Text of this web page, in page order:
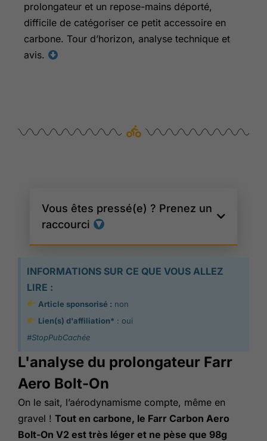
prolongateur et un repose-mains déporté,
difficile de catégoriser ce petit accessoire en
carbone. Tour d’horizon, analyse technique et
avis.
Vous êtes pressé(e) ? Prenez un
raccourci
INFORMATIONS SUR CE QUE VOUS ALLEZ
LIRE :
Article sponsorisé : non
Lien(s) d'affiliation* : oui
#StopPubCachée
L'analyse du prolongateur Farr
Aero Bolt-On
On le sait, l’aérodynamisme compte, même en
gravel ! Tout en carbone, le Farr Carbon Aero
Bolt-On V2 est très léger et ne pèse que 98g